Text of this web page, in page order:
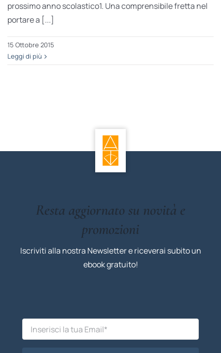
prossimo anno scolastico1. Una comprensibile fretta nel
portare a [...]
15 Ottobre 2015
Leggi di più
Resta aggiornato su novità e
promozioni
Iscriviti alla nostra Newsletter e riceverai subito un
ebook gratuito!